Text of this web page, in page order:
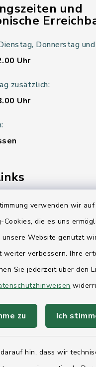
verwenden wir
Cookies, die es uns
Website genutzt
weiter verbessern. Ihre
Sie jederzeit über den
zu Ich
hin, dass wir
und
Donnerstag
Uhr
zusätzlich:
Uhr
115
Schleswig-
Mittelholstein